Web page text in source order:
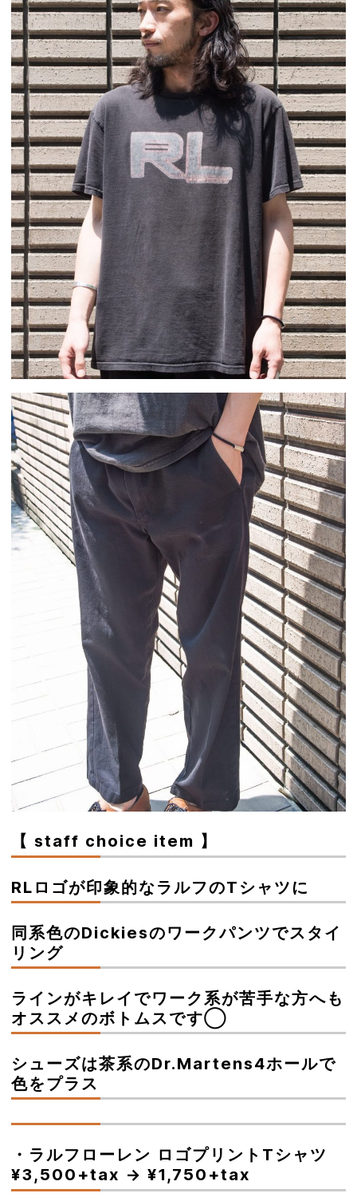
【 staff choice item 】
RLロゴが印象的なラルフのTシャツに
同系色のDickiesのワークパンツでスタイ
リング
ラインがキレイでワーク系が苦手な方へも
オススメのボトムスです◯
シューズは茶系のDr.Martens4ホールで
色をプラス
・ラルフローレン ロゴプリントTシャツ
¥3,500+tax → ¥1,750+tax